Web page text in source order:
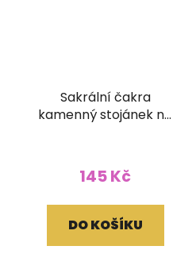
Sakrální čakra
kamenný stojánek na
145 Kč
DO KOŠÍKU